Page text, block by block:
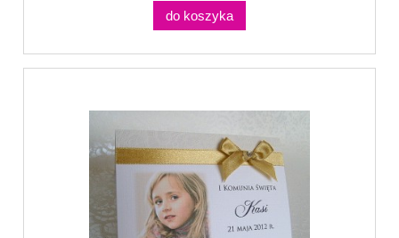
do koszyka